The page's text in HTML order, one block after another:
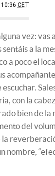
CET
vez: vas
a la
a poco el
con la
bien de la
del
nombre,